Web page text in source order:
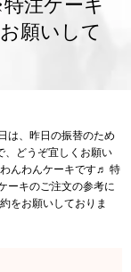
注ケーキ
願いして
は、昨日の振替のため
、どうぞ宜しくお願い
んわんケーキです♬ 特
ーキのご注文の参考に
をお願いしておりま